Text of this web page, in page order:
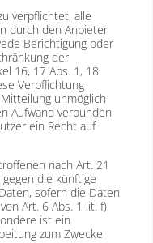
verpflichtet, alle
durch den Anbieter
Berichtigung oder
der
16, 17 Abs. 1, 18
Verpflichtung
unmöglich
Aufwand verbunden
ein Recht auf
nach Art. 21
die künftige
sofern die Daten
Art. 6 Abs. 1 lit. f)
ist ein
zum Zwecke